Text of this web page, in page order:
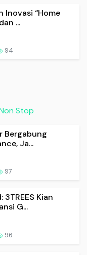
Inovasi “Home
...
94
Stop
Bergabung
Ja...
97
3TREES Kian
G...
96